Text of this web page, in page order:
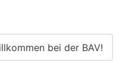
bei der BAV!